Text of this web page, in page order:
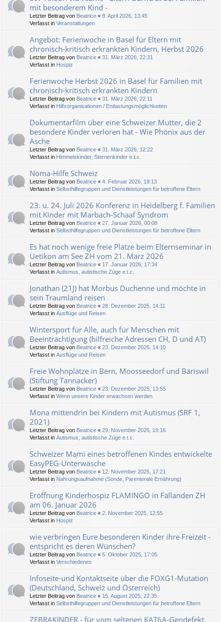
mit besonderem Kind -
Letzter Beitrag von Beatrice « 8. April 2026, 13:45
Verfasst in Veranstaltungen
Angebot: Ferienwoche in Basel für Eltern mit
chronisch-kritisch erkrankten Kindern, Herbst 2026
Letzter Beitrag von Beatrice « 31. März 2026, 22:31
Verfasst in Hospiz
Ferienwoche Herbst 2026 in Basel für Familien mit
chronisch-kritisch erkrankten Kindern
Letzter Beitrag von Beatrice « 31. März 2026, 22:11
Verfasst in Hilfsorganisationen / Entlastungsmöglichkeiten
Dokumentarfilm über eine Schweizer Mutter, die 2
besondere Kinder verloren hat - Wie Phönix aus der
Asche
Letzter Beitrag von Beatrice « 31. März 2026, 12:22
Verfasst in Himmelskinder, Sternenkinder e.t.c.
Noma-Hilfe Schweiz
Letzter Beitrag von Beatrice « 4. Februar 2026, 19:13
Verfasst in Selbsthilfegruppen und Dienstleistungen für betroffene Eltern
23. u. 24. Juli 2026 Konferenz in Heidelberg f. Familien
mit Kinder mit Marbach-Schaaf Syndrom
Letzter Beitrag von Beatrice « 27. Januar 2026, 00:08
Verfasst in Selbsthilfegruppen und Dienstleistungen für betroffene Eltern
Es hat noch wenige freie Plätze beim Elternseminar in
Uetikon am See ZH vom 21. März 2026
Letzter Beitrag von Beatrice « 17. Januar 2026, 17:34
Verfasst in Autismus, autistische Züge e.t.c.
Jonathan (21J) hat Morbus Duchenne und möchte in
sein Traumland reisen
Letzter Beitrag von Beatrice « 28. Dezember 2025, 14:11
Verfasst in Ausflüge und Reisen
Wintersport für Alle, auch für Menschen mit
Beeinträchtigung (hilfreiche Adressen CH, D und AT)
Letzter Beitrag von Beatrice « 23. Dezember 2025, 14:10
Verfasst in Ausflüge und Reisen
Freie Wohnplätze in Bern, Moosseedorf und Bäriswil
(Stiftung Tannacker)
Letzter Beitrag von Beatrice « 23. Dezember 2025, 13:55
Verfasst in Wenn unsere Kinder erwachsen werden
Mona mittendrin bei Kindern mit Autismus (SRF 1,
2021)
Letzter Beitrag von Beatrice « 29. November 2025, 19:16
Verfasst in Autismus, autistische Züge e.t.c.
Schweizer Mami eines betroffenen Kindes entwickelte
EasyPEG-Unterwäsche
Letzter Beitrag von Beatrice « 12. November 2025, 17:21
Verfasst in Nahrungsaufnahme (Sonde, Parenterale Ernährung)
Eröffnung Kinderhospiz FLAMINGO in Fällanden ZH
am 06. Januar 2026
Letzter Beitrag von Beatrice « 2. November 2025, 12:55
Verfasst in Hospiz
wie verbringen Eure besonderen Kinder ihre Freizeit -
entspricht es deren Wünschen?
Letzter Beitrag von Beatrice « 5. Oktober 2025, 17:05
Verfasst in Verschiedenes
Infoseite-und Kontaktseite über die FOXG1-Mutation
(Deutschland, Schweiz und Österreich)
Letzter Beitrag von Beatrice « 15. August 2025, 22:35
Verfasst in Selbsthilfegruppen und Dienstleistungen für betroffene Eltern
ZEBRAKINDER - für vom seltenen KAT6A-Gendefekt